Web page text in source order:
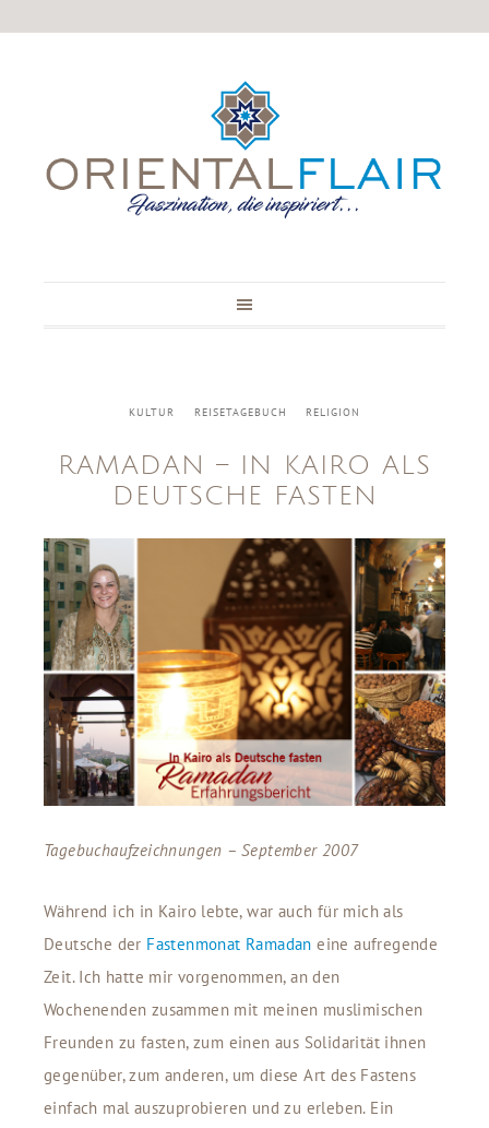
KULTUR REISETAGEBUCH RELIGION
RAMADAN – IN KAIRO ALS
DEUTSCHE FASTEN
Tagebuchaufzeichnungen – September 2007
Während ich in Kairo lebte, war auch für mich als
Deutsche der Fastenmonat Ramadan eine aufregende
Zeit. Ich hatte mir vorgenommen, an den
Wochenenden zusammen mit meinen muslimischen
Freunden zu fasten, zum einen aus Solidarität ihnen
gegenüber, zum anderen, um diese Art des Fastens
einfach mal auszuprobieren und zu erleben. Ein